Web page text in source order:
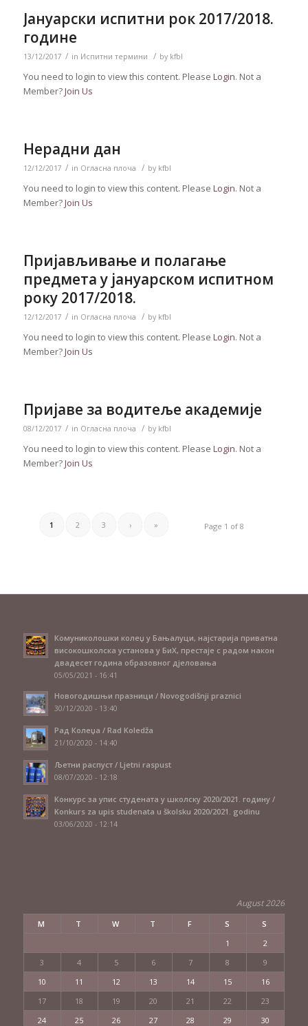
Јануарски испитни рок 2017/2018.
године
13/12/2017 / in Испитни термини / by kfbl
You need to login to view this content. Please Login. Not a
Member?Join Us
Нерадни дан
12/12/2017 / in Огласна плоча / by kfbl
You need to login to view this content. Please Login. Not a
Member?Join Us
Пријављивање и полагање
предмета у јануарском испитном
року 2017/2018.
12/12/2017 / in Огласна плоча / by kfbl
You need to login to view this content. Please Login. Not a
Member?Join Us
Пријаве за водитеље академије
08/12/2017 / in Огласна плоча / by kfbl
You need to login to view this content. Please Login. Not a
Member?Join Us
Page 1 of 8
1 2 3 › »
Комуниколошки колеџ у Бањалуци, најстарија приватна
високошколска установа у БиХ, престаје с радом након
двадесет година образовног дјеловања
05/05/2021 - 16:41
Новогодишњи празници / Novogodišnji praznici
30/12/2020 - 13:40
Рад Колеџа / Rad Koledža
21/10/2020 - 14:40
Љетни распуст / Ljetni raspust
08/07/2020 - 12:18
Конкурс за упис студената у школску 2020/2021. годину /
Konkurs za upis studenata u školsku 2020/2021. godinu
03/06/2020 - 12:14
August 2026
M T W T F S S
1
2
3
4 5 6 7 8
9
10
11 12 13 14 15
16
17
18 19 20 21 22
23
24
25 26 27 28 29
30